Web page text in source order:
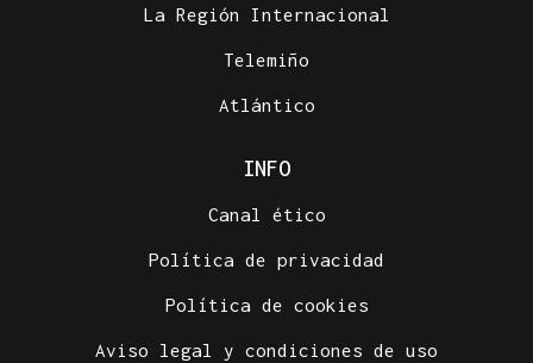
La Región Internacional
Telemiño
Atlántico
INFO
Canal ético
Política de privacidad
Política de cookies
Aviso legal y condiciones de uso